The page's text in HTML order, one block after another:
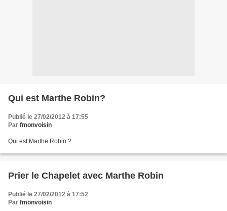
Qui est Marthe Robin?
Publié le 27/02/2012 à 17:55
Par fmonvoisin
Qui est Marthe Robin ?
Prier le Chapelet avec Marthe Robin
Publié le 27/02/2012 à 17:52
Par fmonvoisin